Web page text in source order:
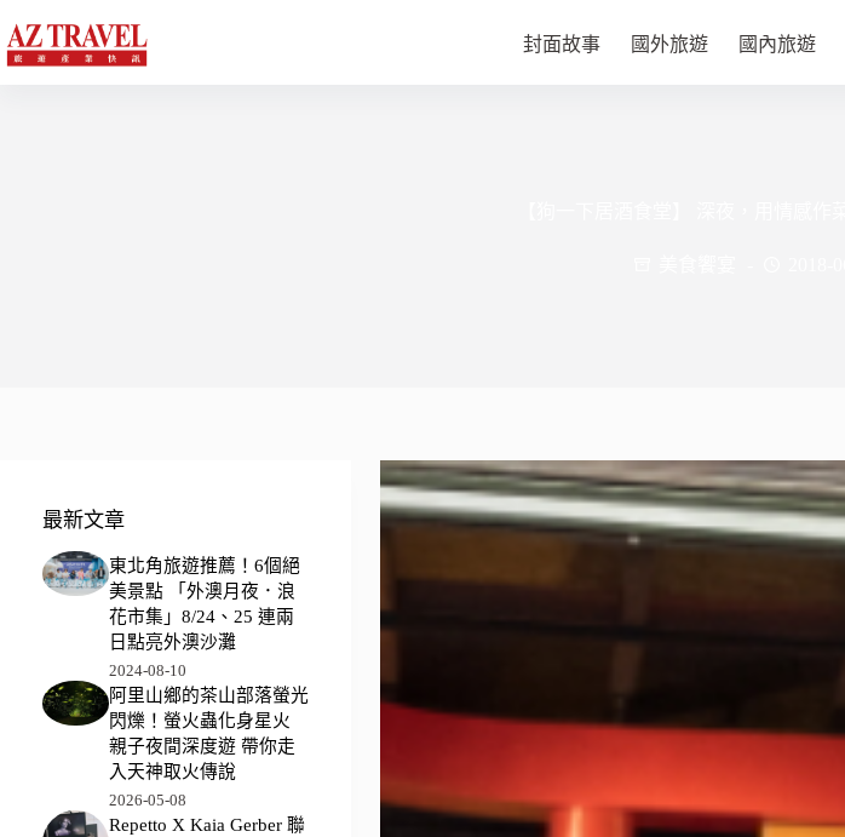
至
主
封面故事 國外旅遊 國內旅遊
最新文章
東北角旅遊推薦！6個絕
美景點 「外澳月夜．浪
花市集」8/24、25 連兩
日點亮外澳沙灘
2024-08-10
阿里山鄉的茶山部落螢光
閃爍！螢火蟲化身星火
親子夜間深度遊 帶你走
入天神取火傳說
2026-05-08
Repetto X Kaia Gerber 聯